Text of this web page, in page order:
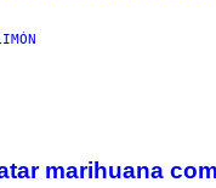
marihuana